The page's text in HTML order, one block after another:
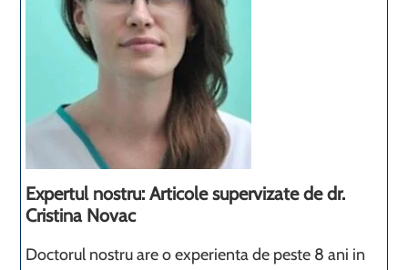
Expertul nostru: Articole supervizate de dr.
Cristina Novac
Doctorul nostru are o experienta de peste 8 ani in